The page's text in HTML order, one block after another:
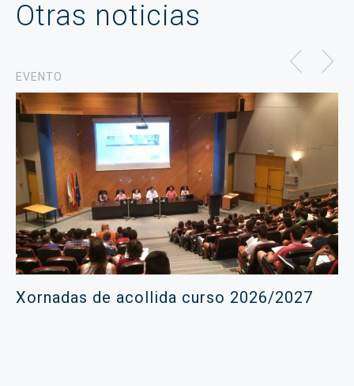
Otras noticias
EVENTO
Xornadas de acollida curso 2026/2027